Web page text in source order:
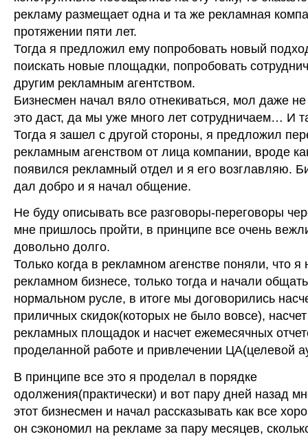
рекламу размещает одна и та же рекламная
протяжении пяти лет.
Тогда я предложил ему попробовать новый
поискать новые площадки, попробовать
другим рекламным агентством.
Бизнесмен начал вяло отнекиваться, мол даже
это даст, да мы уже много лет сотрудничаем… И
Тогда я зашел с другой стороны, я предложил
рекламным агенством от лица компании, вроде
появился рекламный отдел и я его возглавляю.
дал добро и я начал общение.
Не буду описывать все разговоры-переговоры
мне пришлось пройти, в принципе все очень
довольно долго.
Только когда в рекламном агенстве поняли, что я
рекламном бизнесе, только тогда и начали
нормальном русле, в итоге мы договорились
приличных скидок(которых не было вовсе),
рекламных площадок и насчет ежемесячных
проделанной работе и привлечении ЦА(целевой
В принципе все это я проделал в порядке
одолжения(практически) и вот пару дней назад
этот бизнесмен и начал рассказывать как все
он сэкономил на рекламе за пару месяцев,